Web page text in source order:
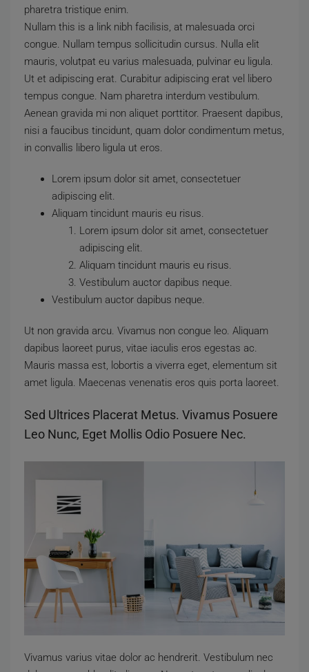
pharetra tristique enim.
Nullam this is a link nibh facilisis, at malesuada orci
congue. Nullam tempus sollicitudin cursus. Nulla elit
mauris, volutpat eu varius malesuada, pulvinar eu ligula.
Ut et adipiscing erat. Curabitur adipiscing erat vel libero
tempus congue. Nam pharetra interdum vestibulum.
Aenean gravida mi non aliquet porttitor. Praesent dapibus,
nisi a faucibus tincidunt, quam dolor condimentum metus,
in convallis libero ligula ut eros.
Lorem ipsum dolor sit amet, consectetuer
adipiscing elit.
Aliquam tincidunt mauris eu risus.
Lorem ipsum dolor sit amet, consectetuer
adipiscing elit.
Aliquam tincidunt mauris eu risus.
Vestibulum auctor dapibus neque.
Vestibulum auctor dapibus neque.
Ut non gravida arcu. Vivamus non congue leo. Aliquam
dapibus laoreet purus, vitae iaculis eros egestas ac.
Mauris massa est, lobortis a viverra eget, elementum sit
amet ligula. Maecenas venenatis eros quis porta laoreet.
Sed Ultrices Placerat Metus. Vivamus Posuere
Leo Nunc, Eget Mollis Odio Posuere Nec.
Vivamus varius vitae dolor ac hendrerit. Vestibulum nec